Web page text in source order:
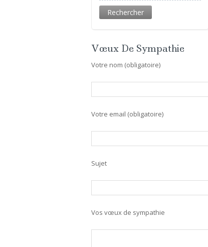
Vœux De Sympathie
Votre nom (obligatoire)
Votre email (obligatoire)
Sujet
Vos vœux de sympathie